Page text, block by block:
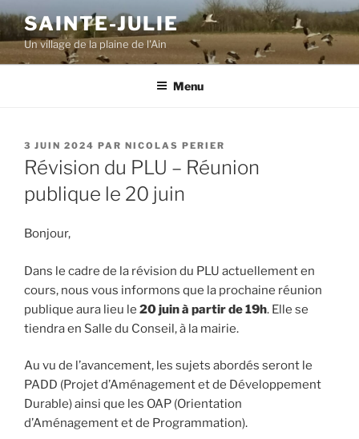
Aller
contenu
principal
SAINTE-JULIE
Un village de la plaine de l'Ain
Menu
PUBLIÉ
LE
3 JUIN 2024 PAR NICOLAS PERIER
Révision du PLU – Réunion
publique le 20 juin
Bonjour,
Dans le cadre de la révision du PLU actuellement en
cours, nous vous informons que la prochaine réunion
publique aura lieu le 20 juin à partir de 19h. Elle se
tiendra en Salle du Conseil, à la mairie.
Au vu de l’avancement, les sujets abordés seront le
PADD (Projet d’Aménagement et de Développement
Durable) ainsi que les OAP (Orientation
d’Aménagement et de Programmation).